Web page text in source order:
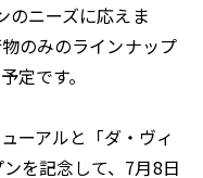
のニーズに応えま
のみのラインナップ
定です。
ーアルと「ダ・ヴィ
を記念して、7月8日